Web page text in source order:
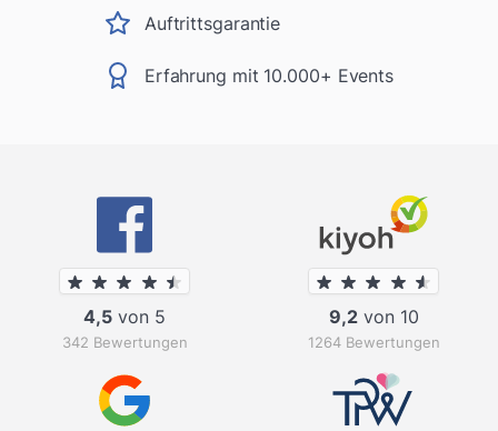
Auftrittsgarantie
Erfahrung mit 10.000+ Events
4,5 von 5
342 Bewertungen
9,2von 10
1264 Bewertungen